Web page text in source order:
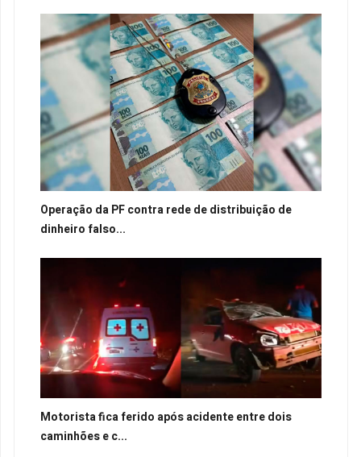
Operação da PF contra rede de distribuição de
dinheiro falso...
Motorista fica ferido após acidente entre dois
caminhões e c...